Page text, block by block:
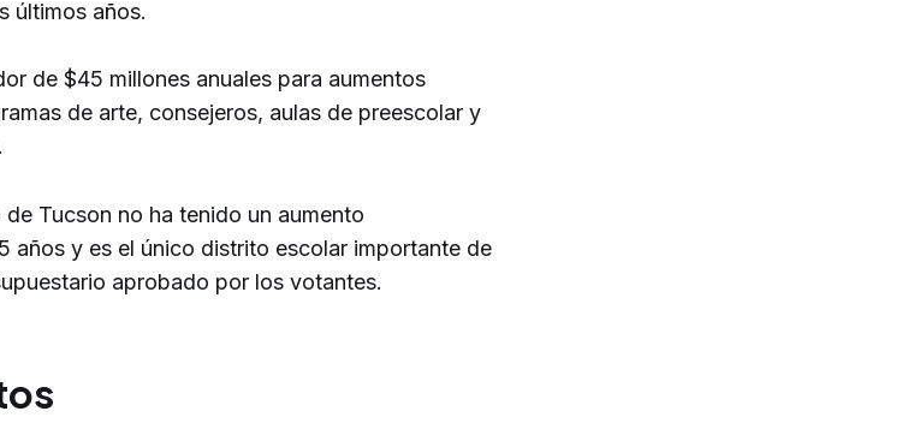
últimos años.
de $45 millones anuales para aumentos
de arte, consejeros, aulas de preescolar y
Tucson no ha tenido un aumento
años y es el único distrito escolar importante de
aprobado por los votantes.